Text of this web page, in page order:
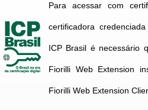
Para acessar com
certificadora
ICP Brasil é necessário
Fiorilli Web Extension
Fiorilli Web Extension